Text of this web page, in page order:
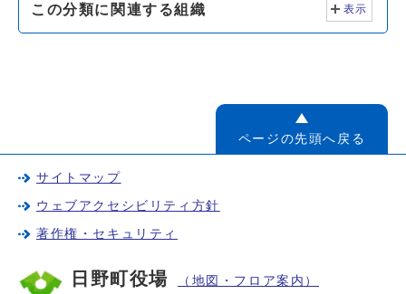
この分類に関連する組織 表示
ページの先頭へ戻る
サイトマップ
ウェブアクセシビリティ方針
著作権・セキュリティ
日野町役場 （地図・フロア案内）